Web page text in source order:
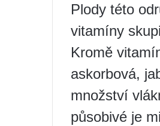
Plody této
vitamíny
Kromě
askorbová,
množství
působivé je